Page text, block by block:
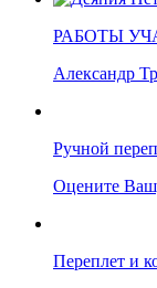
РАБОТЫ
Александр
Ручной
Оцените
Переплет и